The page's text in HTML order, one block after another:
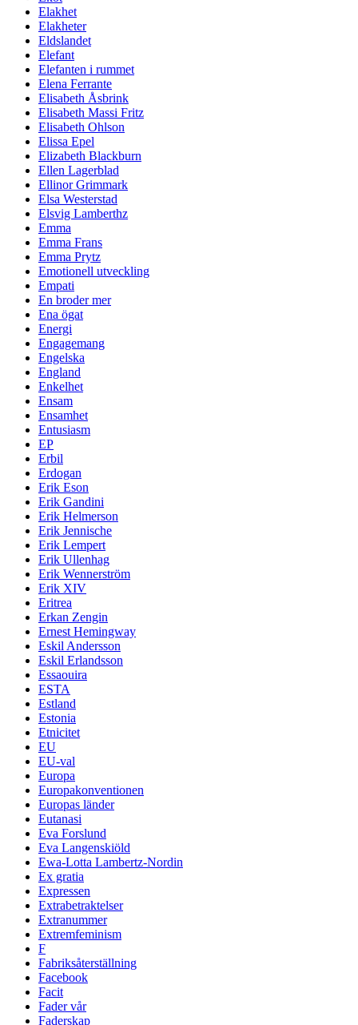
Elakhet
Elakheter
Eldslandet
Elefant
Elefanten i rummet
Elena Ferrante
Elisabeth Åsbrink
Elisabeth Massi Fritz
Elisabeth Ohlson
Elissa Epel
Elizabeth Blackburn
Ellen Lagerblad
Ellinor Grimmark
Elsa Westerstad
Elsvig Lamberthz
Emma
Emma Frans
Emma Prytz
Emotionell utveckling
Empati
En broder mer
Ena ögat
Energi
Engagemang
Engelska
England
Enkelhet
Ensam
Ensamhet
Entusiasm
EP
Erbil
Erdogan
Erik Eson
Erik Gandini
Erik Helmerson
Erik Jennische
Erik Lempert
Erik Ullenhag
Erik Wennerström
Erik XIV
Eritrea
Erkan Zengin
Ernest Hemingway
Eskil Andersson
Eskil Erlandsson
Essaouira
ESTA
Estland
Estonia
Etnicitet
EU
EU-val
Europa
Europakonventionen
Europas länder
Eutanasi
Eva Forslund
Eva Langenskiöld
Ewa-Lotta Lambertz-Nordin
Ex gratia
Expressen
Extrabetraktelser
Extranummer
Extremfeminism
F
Fabriksåterställning
Facebook
Facit
Fader vår
Faderskap